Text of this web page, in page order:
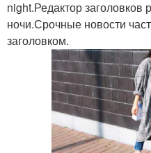
night.Редактор заголовков
ночи.Срочные новости
заголовком.